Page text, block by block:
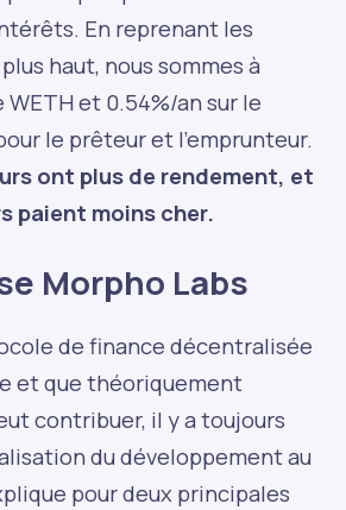
En reprenant les
haut, nous sommes à
WETH et 0.54%/an sur le
le prêteur et l’emprunteur.
ont plus de rendement, et
paient moins cher.
Morpho Labs
de finance décentralisée
et que théoriquement
contribuer, il y a toujours
du développement au
pour deux principales